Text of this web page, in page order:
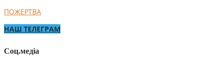
ПОЖЕРТВА
НАШ ТЕЛЕГРАМ
Соц.медіа